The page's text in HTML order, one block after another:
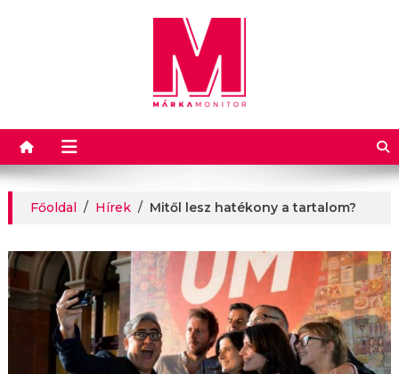
Márkamonitor
Főoldal / Hírek / Mitől lesz hatékony a tartalom?